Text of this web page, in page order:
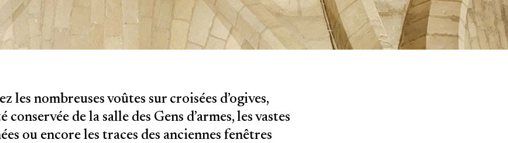
les nombreuses voûtes sur croisées d’ogives,
conservée de la salle des Gens d’armes, les vastes
ou encore les traces des anciennes fenêtres